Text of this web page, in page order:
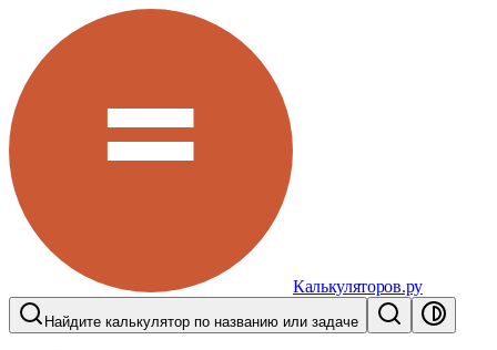
Калькуляторов.ру
Найдите калькулятор по названию или задаче